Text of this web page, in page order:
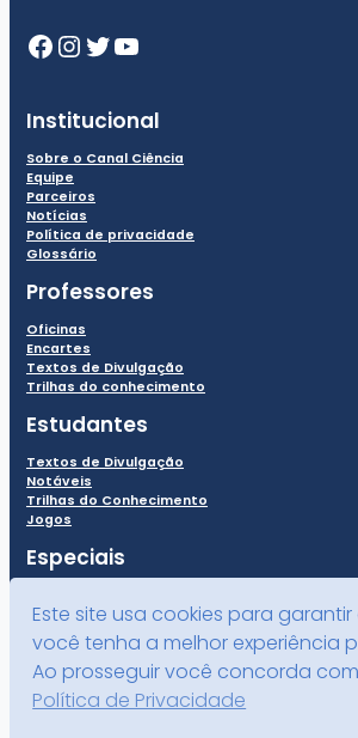
Facebook
Instagram
Twitter
Youtube
Institucional
Sobre o Canal Ciência
Equipe
Parceiros
Notícias
Política de privacidade
Glossário
Professores
Oficinas
Encartes
Textos de Divulgação
Trilhas do conhecimento
Estudantes
Textos de Divulgação
Notáveis
Trilhas do Conhecimento
Jogos
Especiais
Todo o conteúdo deste site está publicado sob a
Atribuição-NãoComercial-CompartilhaIgual 4.0
Este site usa cookies para garantir
você tenha a melhor experiência
Ao prosseguir você concorda
Política de Privacidade